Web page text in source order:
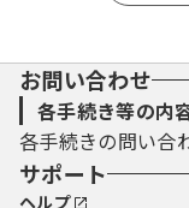
お問い合わせ
各手続き等の内
各手続きの問い合
サポート
ヘルプ